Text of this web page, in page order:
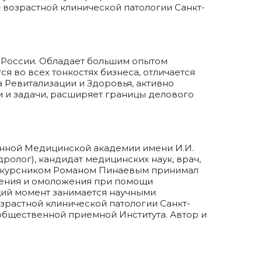
клинической патологии Санкт-
Обладает большим опытом
всех тонкостях бизнеса, отличается
и Здоровья, активно
и задачи, расширяет границы делового
Медицинской академии имени И.И.
кандидат медицинских наук, врач,
Романом Пинаевым принимал
и омоложения при помощи
момент занимается научными
клинической патологии Санкт-
приемной Института. Автор и